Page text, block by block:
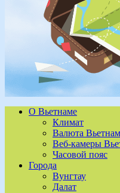
О Вьетнаме
Климат
Валюта
Веб-камеры
Часовой пояс
Города
Вунгтау
Далат